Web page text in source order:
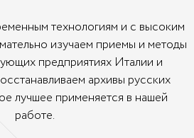
технологиям и с высоким
изучаем приемы и методы
предприятиях Италии и
архивы русских
лучшее применяется в нашей
работе.